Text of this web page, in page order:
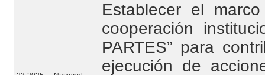
Establecer el
cooperación
PARTES” para
ejecución de